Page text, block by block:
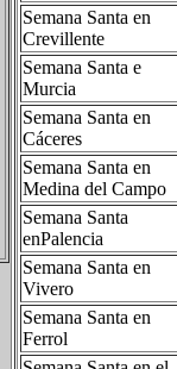
Semana Santa en
Crevillente
Semana Santa e
Murcia
Semana Santa en
Cáceres
Semana Santa en
Medina del Campo
Semana Santa
enPalencia
Semana Santa en
Vivero
Semana Santa en
Ferrol